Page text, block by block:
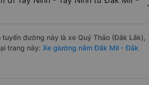
đường này là xe Quý Thảo (Đắk Lắk),
trang này: Xe giường nằm Đăk Mil - Đắk